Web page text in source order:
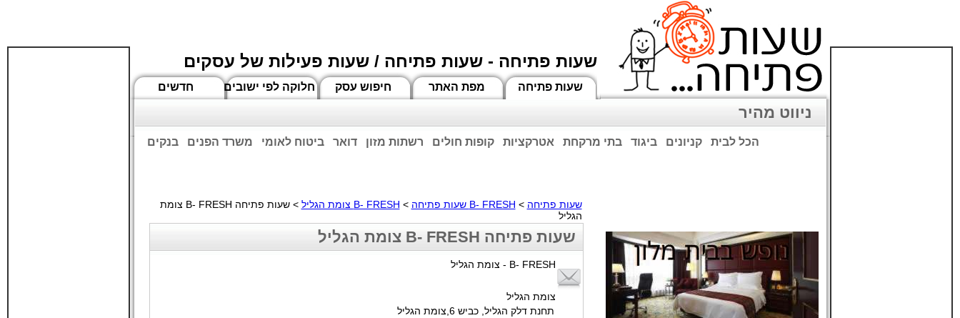
שעות פתיחה - שעות פתיחה / שעות פעילות של עסקים
חדשים חלוקה לפי ישובים חיפוש עסק מפת האתר שעות פתיחה
ניווט מהיר
בנקים משרד הפנים ביטוח לאומי דואר רשתות מזון קופות חולים אטרקציות בתי מרקחת ביגוד קניונים הכל לבית
שעות פתיחה > B- FRESH שעות פתיחה > B- FRESH צומת הגליל
> שעות פתיחה B- FRESH צומת
הגליל
שעות פתיחה B- FRESH צומת הגליל
B- FRESH - צומת הגליל
צומת הגליל
תחנת דלק הגליל, כביש 6,צומת הגליל